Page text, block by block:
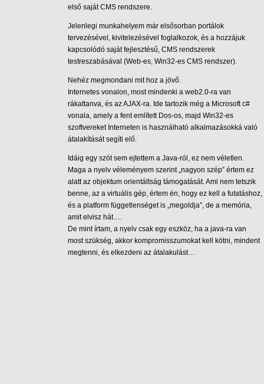
első saját CMS rendszere.
Jelenlegi munkahelyem már elsősorban portálok
tervezésével, kivitelezésével foglalkozok, és a hozzájuk
kapcsolódó saját fejlesztésű, CMS rendszerek
testreszabásával (Web-es, Win32-es CMS rendszer).
Nehéz megmondani mit hoz a jövő.
Internetes vonalon, most mindenki a web2.0-ra van
rákattanva, és az AJAX-ra. Ide tartozik még a Microsoft c#
vonala, amely a fent említett Dos-os, majd Win32-es
szoftvereket Interneten is használható alkalmazásokká való
átalakítását segíti elő.
Idáig egy szót sem ejtettem a Java-ról, ez nem véletlen.
Maga a nyelv véleményem szerint „nagyon szép” értem ez
alatt az objektum orientáltság támogatását. Ami nem tetszik
benne, az a virtuális gép, értem én, hogy ez kell a futatáshoz,
és a platform függetlenséget is „megoldja”, de a memória,
amit elvisz hát….
De mint írtam, a nyelv csak egy eszköz, ha a java-ra van
most szükség, akkor kompromisszumokat kell kötni, mindent
megtenni, és elkezdeni az átalakulást…